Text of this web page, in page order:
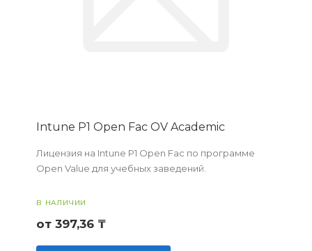
Intune P1 Open Fac OV Academic
Лицензия на Intune P1 Open Fac по программе
Open Value для учебных заведений.
В НАЛИЧИИ
от 397,36 ₸